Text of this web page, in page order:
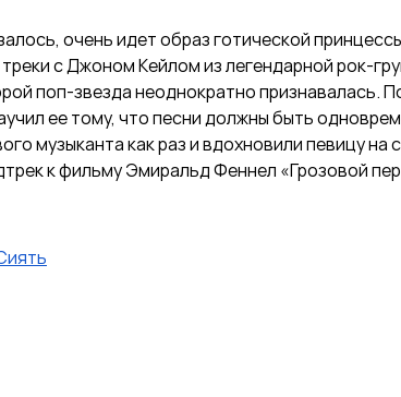
очень идет образ готической
с Джоном Кейлом из легендарной рок-
поп-звезда неоднократно признавалась.
ее тому, что песни должны быть
музыканта как раз и вдохновили певицу на
к фильму Эмиральд Феннел «Грозовой